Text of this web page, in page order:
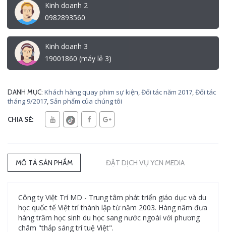
Kinh doanh 2
0982893560
Kinh doanh 3
19001860 (máy lẻ 3)
DANH MỤC: Khách hàng quay phim sự kiện,Đối tác năm 2017,Đối tác
tháng 9/2017, Sản phẩm của chúng tôi
CHIA SẺ:
MÔ TẢ SẢN PHẨM ĐẶT DỊCH VỤ YCN MEDIA
Công ty Việt Trí MD - Trung tâm phát triển giáo dục và du
học quốc tế Việt trí thành lập từ năm 2003. Hàng năm đưa
hàng trăm học sinh du học sang nước ngoài với phương
châm "thắp sáng trí tuệ Việt".